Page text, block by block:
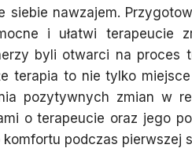
siebie nawzajem.
i ułatwi terapeucie
byli otwarci na proces
terapia to nie tylko
pozytywnych zmian w
o terapeucie oraz jego
podczas pierwszej